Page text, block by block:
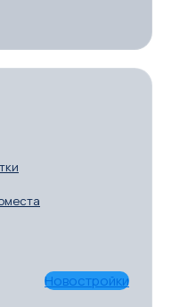
Новостройки